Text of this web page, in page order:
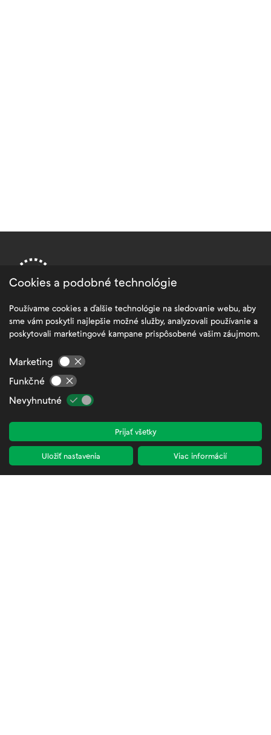
PRE ZÁKAZNÍKOV
Všeobecné obchodné podmienky
FAQ – Najčastejšie otázky a odpovede
Zamestnanecká zóna
Kontakty
Cookies a podobné technológie
Používame cookies a ďalšie technológie na sledovanie webu, aby
sme vám poskytli najlepšie možné služby, analyzovali používanie a
poskytovali marketingové kampane prispôsobené vašim záujmom.
Marketing
Funkčné
Nevyhnutné
Viac informácií
Uložiť nastavenia
Prijať všetky